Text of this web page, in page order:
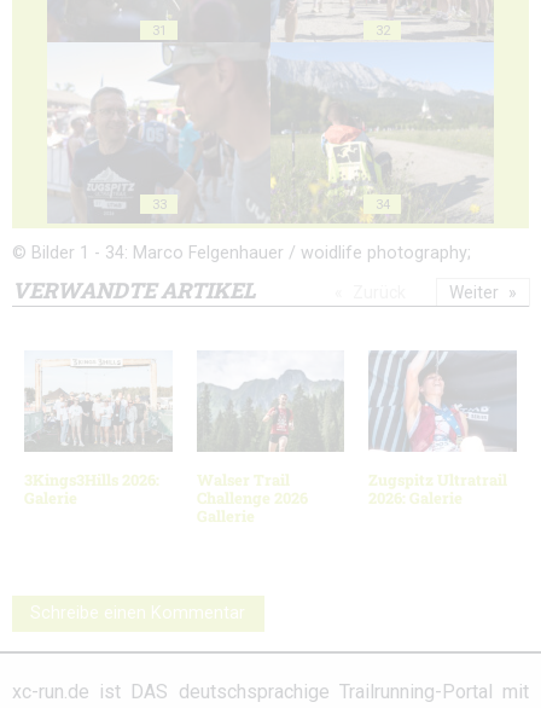
31 32
33 34
© Bilder 1 - 34: Marco Felgenhauer / woidlife photography;
VERWANDTE ARTIKEL
3Kings3Hills 2026:
Galerie
Walser Trail
Challenge 2026
Gallerie
Zugspitz Ultratrail
2026: Galerie
Weiter
Schreibe einen Kommentar
xc-run.de ist DAS deutschsprachige Trailrunning-Portal mit